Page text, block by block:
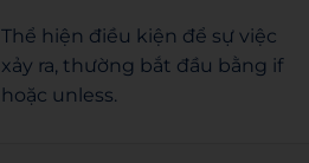
Thể hiện điều kiện để sự việc
xảy ra, thường bắt đầu bằng if
hoặc unless.